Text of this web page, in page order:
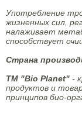
Употребление
жизненных сил,
налаживает
способствует
Страна
ТМ "Bio Planet" -
продуктов и
принципов био-